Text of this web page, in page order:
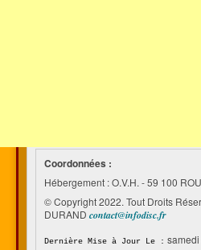
Coordonnées :
Hébergement : O.V.H. - 59 100
© Copyright 2022. Tout Droits
DURAND contact@infodisc.fr
Dernière Mise à Jour Le :